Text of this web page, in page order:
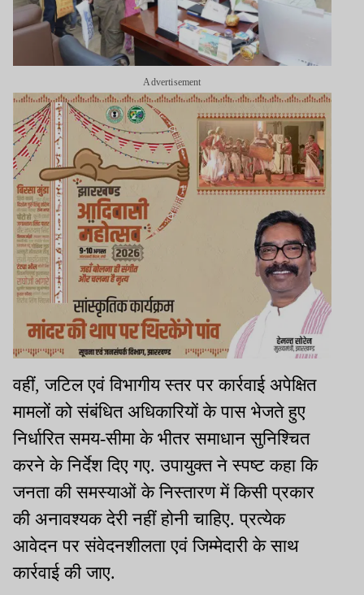
Advertisement
वहीं, जटिल एवं विभागीय स्तर पर कार्रवाई अपेक्षित
मामलों को संबंधित अधिकारियों के पास भेजते हुए
निर्धारित समय-सीमा के भीतर समाधान सुनिश्चित
करने के निर्देश दिए गए. उपायुक्त ने स्पष्ट कहा कि
जनता की समस्याओं के निस्तारण में किसी प्रकार
की अनावश्यक देरी नहीं होनी चाहिए. प्रत्येक
आवेदन पर संवेदनशीलता एवं जिम्मेदारी के साथ
कार्रवाई की जाए.